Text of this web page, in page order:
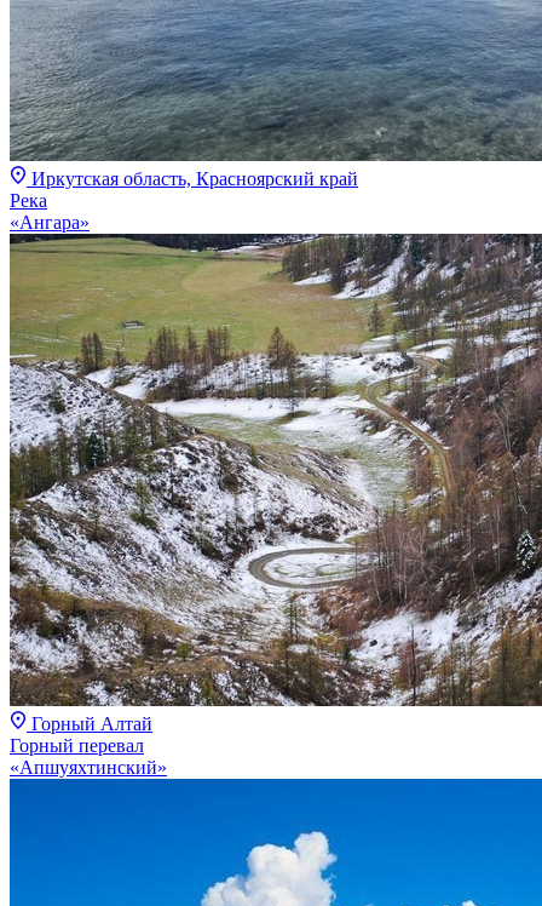
Иркутская область, Красноярский край
Река
«Ангара»
Горный Алтай
Горный перевал
«Апшуяхтинский»